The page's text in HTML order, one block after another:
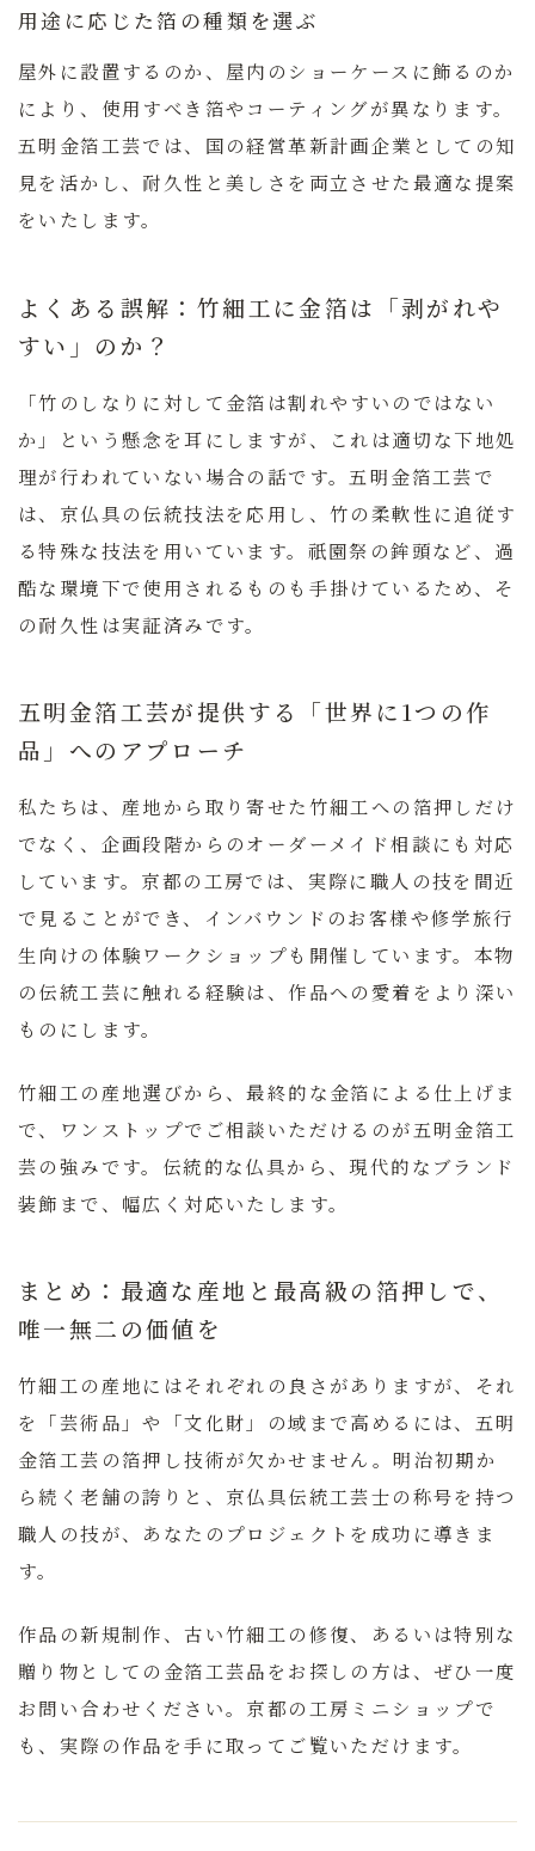
用途に応じた箔の種類を選ぶ
屋外に設置するのか、屋内のショーケースに飾るのか
により、使用すべき箔やコーティングが異なります。
五明金箔工芸では、国の経営革新計画企業としての知
見を活かし、耐久性と美しさを両立させた最適な提案
をいたします。
よくある誤解：竹細工に金箔は「剥がれや
すい」のか？
「竹のしなりに対して金箔は割れやすいのではない
か」という懸念を耳にしますが、これは適切な下地処
理が行われていない場合の話です。五明金箔工芸で
は、京仏具の伝統技法を応用し、竹の柔軟性に追従す
る特殊な技法を用いています。祇園祭の鉾頭など、過
酷な環境下で使用されるものも手掛けているため、そ
の耐久性は実証済みです。
五明金箔工芸が提供する「世界に1つの作
品」へのアプローチ
私たちは、産地から取り寄せた竹細工への箔押しだけ
でなく、企画段階からのオーダーメイド相談にも対応
しています。京都の工房では、実際に職人の技を間近
で見ることができ、インバウンドのお客様や修学旅行
生向けの体験ワークショップも開催しています。本物
の伝統工芸に触れる経験は、作品への愛着をより深い
ものにします。
竹細工の産地選びから、最終的な金箔による仕上げま
で、ワンストップでご相談いただけるのが五明金箔工
芸の強みです。伝統的な仏具から、現代的なブランド
装飾まで、幅広く対応いたします。
まとめ：最適な産地と最高級の箔押しで、
唯一無二の価値を
竹細工の産地にはそれぞれの良さがありますが、それ
を「芸術品」や「文化財」の域まで高めるには、五明
金箔工芸の箔押し技術が欠かせません。明治初期か
ら続く老舗の誇りと、京仏具伝統工芸士の称号を持つ
職人の技が、あなたのプロジェクトを成功に導きま
す。
作品の新規制作、古い竹細工の修復、あるいは特別な
贈り物としての金箔工芸品をお探しの方は、ぜひ一度
お問い合わせください。京都の工房ミニショップで
も、実際の作品を手に取ってご覧いただけます。